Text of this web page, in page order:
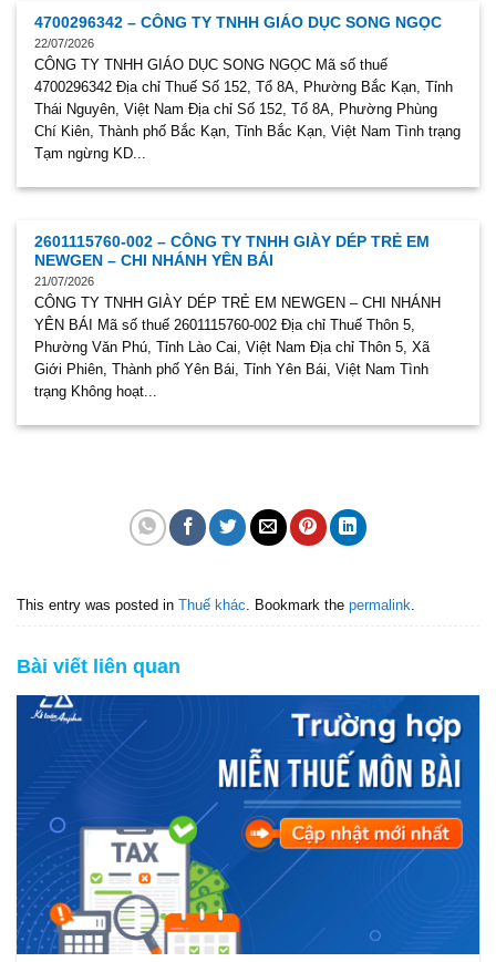
4700296342 – CÔNG TY TNHH GIÁO DỤC SONG NGỌC
22/07/2026
CÔNG TY TNHH GIÁO DỤC SONG NGỌC Mã số thuế
4700296342 Địa chỉ Thuế Số 152, Tổ 8A, Phường Bắc Kạn, Tỉnh
Thái Nguyên, Việt Nam Địa chỉ Số 152, Tổ 8A, Phường Phùng
Chí Kiên, Thành phố Bắc Kạn, Tỉnh Bắc Kạn, Việt Nam Tình trạng
Tạm ngừng KD...
2601115760-002 – CÔNG TY TNHH GIÀY DÉP TRẺ EM
NEWGEN – CHI NHÁNH YÊN BÁI
21/07/2026
CÔNG TY TNHH GIÀY DÉP TRẺ EM NEWGEN – CHI NHÁNH
YÊN BÁI Mã số thuế 2601115760-002 Địa chỉ Thuế Thôn 5,
Phường Văn Phú, Tỉnh Lào Cai, Việt Nam Địa chỉ Thôn 5, Xã
Giới Phiên, Thành phố Yên Bái, Tỉnh Yên Bái, Việt Nam Tình
trạng Không hoạt...
This entry was posted in Thuế khác . Bookmark the permalink
Bài viết liên quan